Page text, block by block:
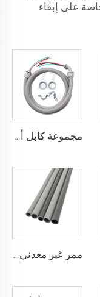
على إبقاء
مجموعة كابل أ/سي
ممر غير معدني مقاوم للسوائل